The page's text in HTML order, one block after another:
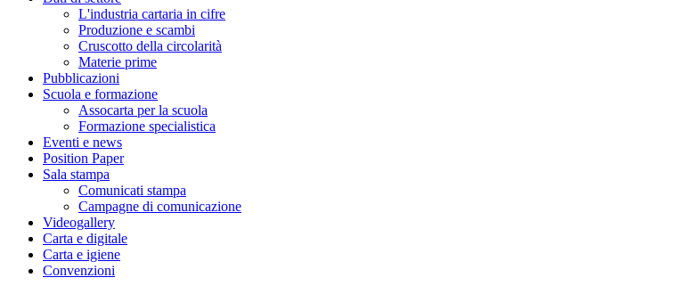
L'industria cartaria in cifre
Produzione e scambi
Cruscotto della circolarità
Materie prime
Pubblicazioni
Scuola e formazione
Assocarta per la scuola
Formazione specialistica
Eventi e news
Position Paper
Sala stampa
Comunicati stampa
Campagne di comunicazione
Videogallery
Carta e digitale
Carta e igiene
Convenzioni